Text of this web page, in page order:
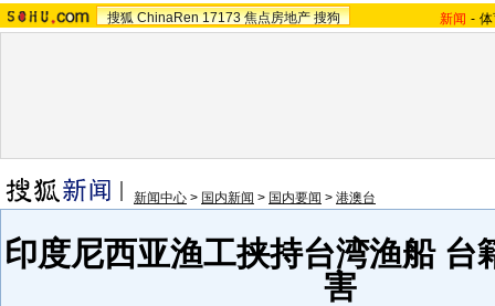
搜狐 ChinaRen 17173 焦点房地产 搜狗 新闻 -
新闻中心 > 国内新闻 > 国内要闻 > 港澳台
印度尼西亚渔工挟持台湾渔船 台
害